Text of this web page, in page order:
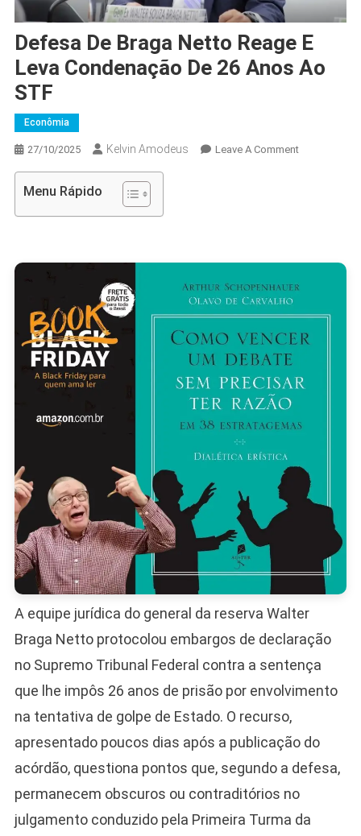
Defesa De Braga Netto Reage E
Leva Condenação De 26 Anos Ao
STF
Econômia
27/10/2025 Kelvin Amodeus Leave A CommentOn
E
De
26
STF
Menu Rápido
A equipe jurídica do general da reserva Walter
Braga Netto protocolou embargos de declaração
no Supremo Tribunal Federal contra a sentença
que lhe impôs 26 anos de prisão por envolvimento
na tentativa de golpe de Estado. O recurso,
apresentado poucos dias após a publicação do
acórdão, questiona pontos que, segundo a defesa,
permanecem obscuros ou contraditórios no
julgamento conduzido pela Primeira Turma da